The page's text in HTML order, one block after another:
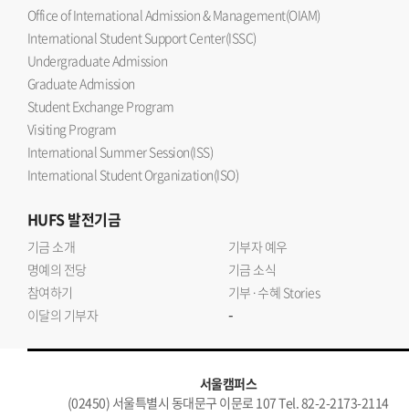
Office of International Admission & Management(OIAM)
International Student Support Center(ISSC)
Undergraduate Admission
Graduate Admission
Student Exchange Program
Visiting Program
International Summer Session(ISS)
International Student Organization(ISO)
HUFS발전기금
기금 소개
기부자 예우
명예의 전당
기금 소식
참여하기
기부·수혜 Stories
이달의 기부자
-
서울캠퍼스
(02450) 서울특별시 동대문구 이문로 107 Tel. 82-2-2173-2114